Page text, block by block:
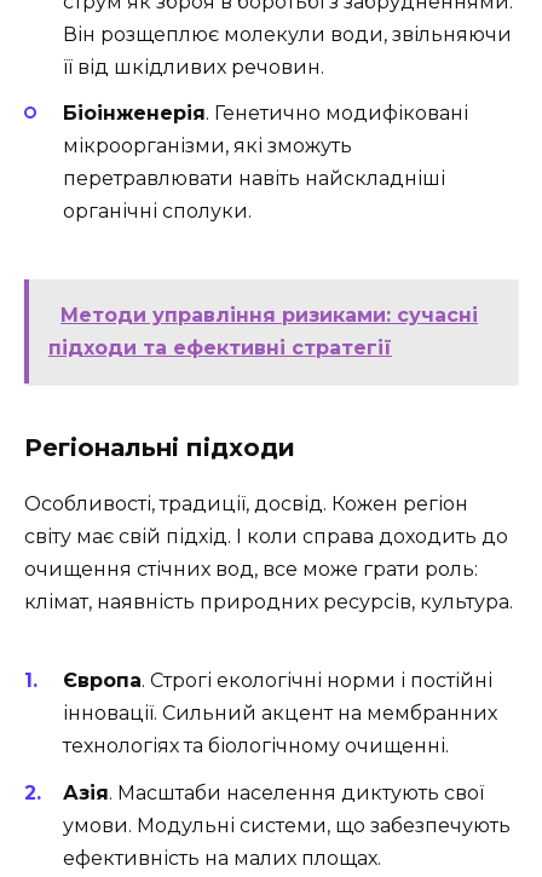
Він розщеплює молекули води, звільняючи
її від шкідливих речовин.
Біоінженерія. Генетично модифіковані
мікроорганізми, які зможуть
перетравлювати навіть найскладніші
органічні сполуки.
Методи управління ризиками: сучасні
підходи та ефективні стратегії
Регіональні підходи
Особливості, традиції, досвід. Кожен регіон
світу має свій підхід. І коли справа доходить до
очищення стічних вод, все може грати роль:
клімат, наявність природних ресурсів, культура.
Європа. Строгі екологічні норми і постійні
інновації. Сильний акцент на мембранних
технологіях та біологічному очищенні.
Азія. Масштаби населення диктують свої
умови. Модульні системи, що забезпечують
ефективність на малих площах.